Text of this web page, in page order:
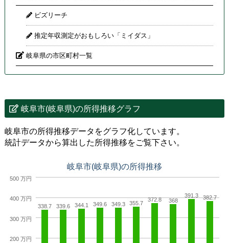
ビズリーチ
推定年収測定がおもしろい「ミイダス」
岐阜県の市区町村一覧
岐阜市(岐阜県)の所得推移グラフ
岐阜市の所得推移データをグラフ化しています。
統計データから算出した所得推移をご覧下さい。
岐阜市(岐阜県)の所得推移
338.7 339.6 344.1 349.6 349.3 355.7
372.8 368
391.3 382.7
200 万円
300 万円
400 万円
500 万円